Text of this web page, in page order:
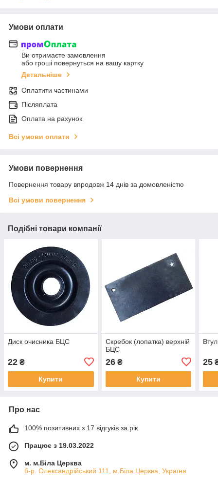
Умови оплати
Ви отримаєте замовлення
або гроші повернуться на вашу картку
Детальніше
Оплатити частинами
Післяплата
Оплата на рахунок
Всі умови оплати
Умови повернення
Повернення товару впродовж 14 днів за домовленістю
Всі умови повернення
Подібні товари компанії
Диск очисника БЦС
22 ₴
Купити
Скребок (лопатка) верхній
БЦС
26₴
Купити
25
Про нас
100% позитивних з 17 відгуків за рік
Працює з 19.03.2022
м. м.Біла Церква
б-р. Олександрійський 111, м.Біла Церква, Україна